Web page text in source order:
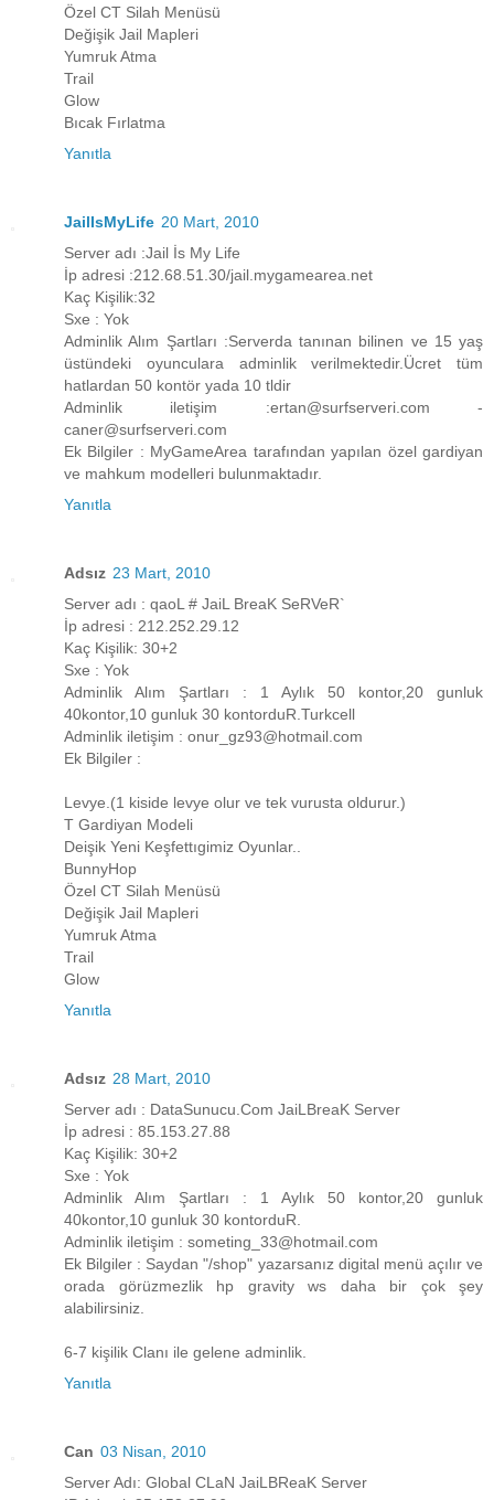
Özel CT Silah Menüsü
Değişik Jail Mapleri
Yumruk Atma
Trail
Glow
Bıcak Fırlatma
Yanıtla
JailIsMyLife 20 Mart, 2010
Server adı :Jail İs My Life
İp adresi :212.68.51.30/jail.mygamearea.net
Kaç Kişilik:32
Sxe : Yok
Adminlik Alım Şartları :Serverda tanınan bilinen ve 15 yaş
üstündeki oyunculara adminlik verilmektedir.Ücret tüm
hatlardan 50 kontör yada 10 tldir
Adminlik iletişim :ertan@surfserveri.com -
caner@surfserveri.com
Ek Bilgiler : MyGameArea tarafından yapılan özel gardiyan
ve mahkum modelleri bulunmaktadır.
Yanıtla
Adsız 23 Mart, 2010
Server adı : qaoL # JaiL BreaK SeRVeR`
İp adresi : 212.252.29.12
Kaç Kişilik: 30+2
Sxe : Yok
Adminlik Alım Şartları : 1 Aylık 50 kontor,20 gunluk
40kontor,10 gunluk 30 kontorduR.Turkcell
Adminlik iletişim : onur_gz93@hotmail.com
Ek Bilgiler :
Levye.(1 kiside levye olur ve tek vurusta oldurur.)
T Gardiyan Modeli
Deişik Yeni Keşfettıgimiz Oyunlar..
BunnyHop
Özel CT Silah Menüsü
Değişik Jail Mapleri
Yumruk Atma
Trail
Glow
Yanıtla
Adsız 28 Mart, 2010
Server adı : DataSunucu.Com JaiLBreaK Server
İp adresi : 85.153.27.88
Kaç Kişilik: 30+2
Sxe : Yok
Adminlik Alım Şartları : 1 Aylık 50 kontor,20 gunluk
40kontor,10 gunluk 30 kontorduR.
Adminlik iletişim : someting_33@hotmail.com
Ek Bilgiler : Saydan "/shop" yazarsanız digital menü açılır ve
orada görüzmezlik hp gravity ws daha bir çok şey
alabilirsiniz.
6-7 kişilik Clanı ile gelene adminlik.
Yanıtla
Can 03 Nisan, 2010
Server Adı: Global CLaN JaiLBReaK Server